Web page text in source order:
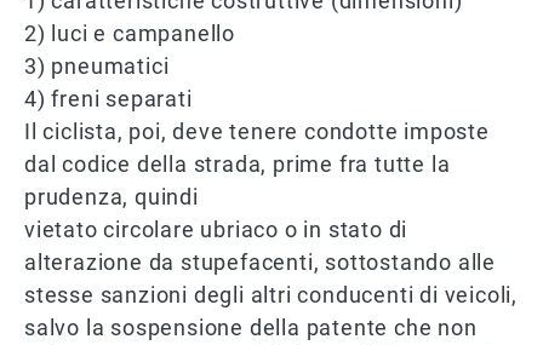
2) luci e campanello
3) pneumatici
4) freni separati
Il ciclista, poi, deve tenere condotte imposte
dal codice della strada, prime fra tutte la
prudenza, quindi
vietato circolare ubriaco o in stato di
alterazione da stupefacenti, sottostando alle
stesse sanzioni degli altri conducenti di veicoli,
salvo la sospensione della patente che non